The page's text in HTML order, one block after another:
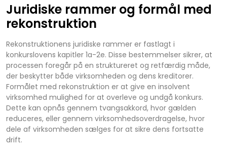
Juridiske rammer og formål med
rekonstruktion
Rekonstruktionens juridiske rammer er fastlagt i
konkurslovens kapitler 1a-2e. Disse bestemmelser sikrer, at
processen foregår på en struktureret og retfærdig måde,
der beskytter både virksomheden og dens kreditorer.
Formålet med rekonstruktion er at give en insolvent
virksomhed mulighed for at overleve og undgå konkurs.
Dette kan opnås gennem tvangsakkord, hvor gælden
reduceres, eller gennem virksomhedsoverdragelse, hvor
dele af virksomheden sælges for at sikre dens fortsatte
drift.